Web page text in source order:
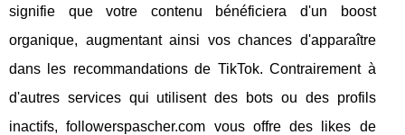
signifie que votre contenu bénéficiera d'un boost
organique, augmentant ainsi vos chances d'apparaître
dans les recommandations de TikTok. Contrairement à
d'autres services qui utilisent des bots ou des profils
inactifs, followerspascher.com vous offre des likes de